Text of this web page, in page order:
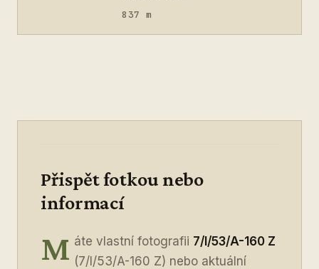
837 m
Přispět fotkou nebo
informací
M áte vlastní fotografii 7/I/53/A-160 Z
(7/I/53/A-160 Z) nebo aktuální